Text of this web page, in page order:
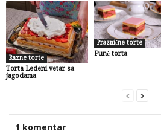
Razne torte
Torta Ledeni vetar sa
jagodama
Praznične torte
Punč torta
1 komentar